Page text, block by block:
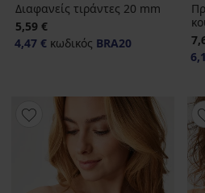
Διαφανείς τιράντες 20 mm
5,59 €
4,47 € κωδικός BRA20